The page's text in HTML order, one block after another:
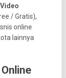
Video
/ Gratis),
online
lainnya